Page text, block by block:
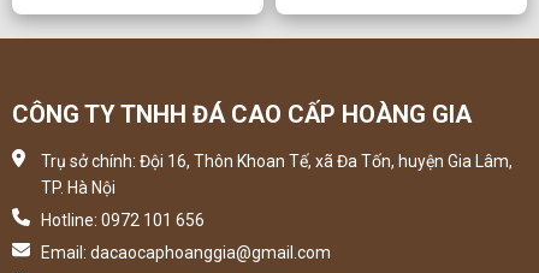
CÔNG TY TNHH ĐÁ CAO CẤP HOÀNG GIA
Trụ sở chính: Đội 16, Thôn Khoan Tế, xã Đa Tốn, huyện Gia Lâm,
TP. Hà Nội
Hotline: 0972 101 656
Email: dacaocaphoanggia@gmail.com